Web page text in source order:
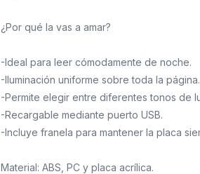
¿Por qué la vas a amar?
-Ideal para leer cómodamente de noche.
-Iluminación uniforme sobre toda la página.
-Permite elegir entre diferentes tonos de
-Recargable mediante puerto USB.
-Incluye franela para mantener la placa
Material: ABS, PC y placa acrílica.